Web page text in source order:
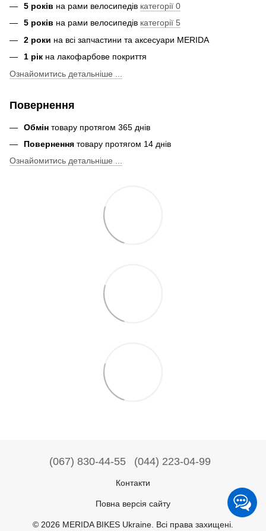
5 років на рами велосипедів категорії 0
5 років на рами велосипедів категорії 5
2 роки на всі запчастини та аксесуари MERIDA
1 рік на лакофарбове покриття
Ознайомитись детальніше ...
Повернення
Обмін товару протягом 365 днів
Повернення товару протягом 14 днів
Ознайомитись детальніше ...
(067) 830-44-55 (044) 223-04-99
Контакти
Повна версія сайту
© 2026 MERIDA BIKES Ukraine. Всі права захищені.